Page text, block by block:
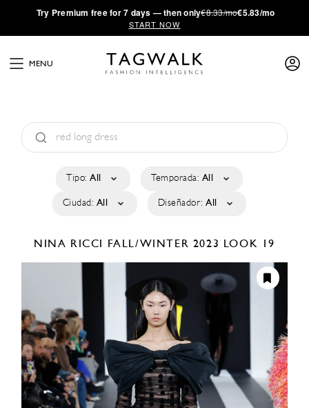
·Try Premium free for 7 days — then only€8.33/mo€5.83/mo
START NOW
MENU
Tipo: All Temporada: All
Ciudad: All Diseñador: All
NINA RICCI FALL/WINTER 2023 LOOK 19